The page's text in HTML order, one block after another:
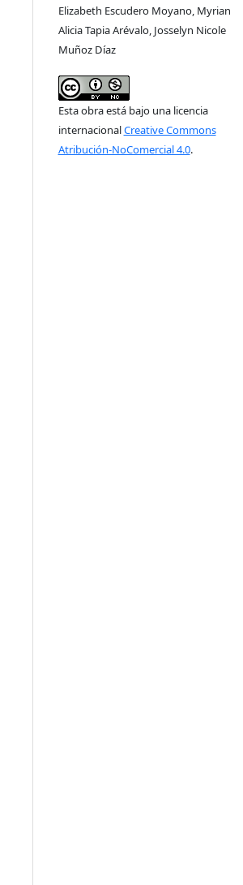
Elizabeth Escudero Moyano, Myrian
Alicia Tapia Arévalo, Josselyn Nicole
Muñoz Díaz
Esta obra está bajo una licencia
internacionalCreative Commons
Atribución-NoComercial 4.0.